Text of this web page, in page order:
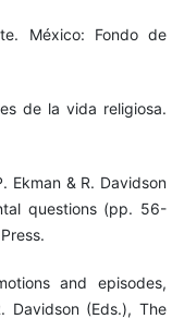
México: Fondo de
de la vida religiosa.
Ekman & R. Davidson
questions (pp. 56-
and episodes,
Davidson (Eds.), The